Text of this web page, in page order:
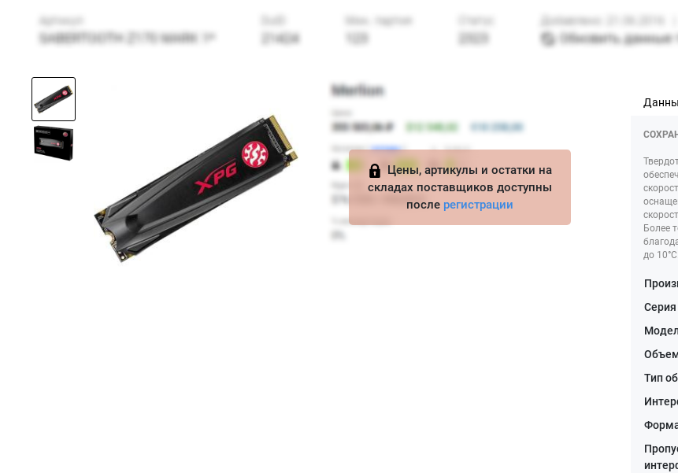
Цены, артикулы и остатки на
складах поставщиков доступны
после регистрации
Более
до 10°C.
Серия
Тип